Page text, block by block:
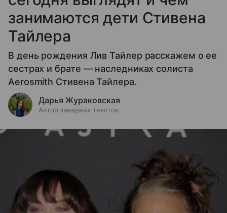
занимаются дети Стивена
Тайлера
В день рождения Лив Тайлер расскажем о ее
сестрах и брате — наследниках солиста
Aerosmith Стивена Тайлера.
Дарья Жураковская
Автор звездных текстов